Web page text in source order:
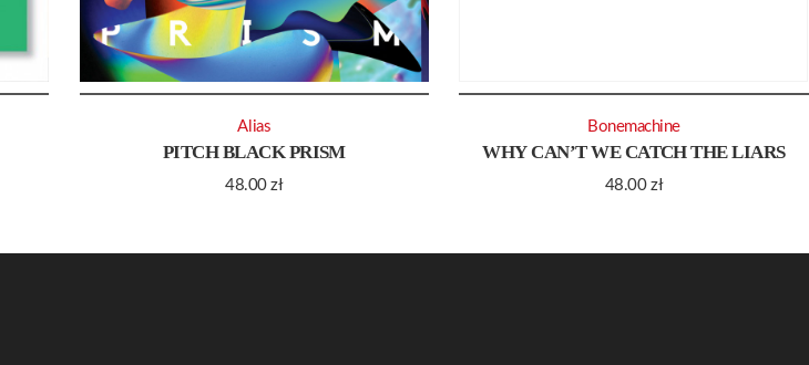
PITCH BLACK PRISM
48.00zł
Alias
WHY CAN’T WE CATCH THE LIARS
48.00zł
Bonemachine